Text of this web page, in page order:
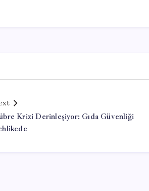
Krizi Derinleşiyor: Gıda Güvenliği